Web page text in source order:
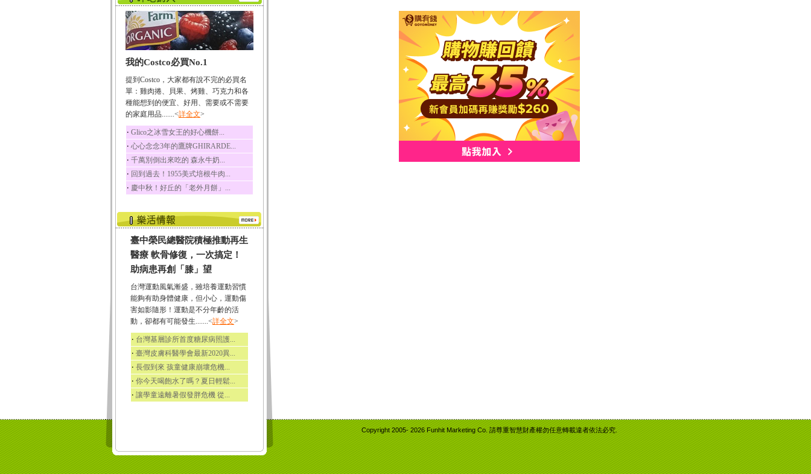
咖啡
咖啡中的咖啡因會刺激
中樞神經系統，特別...
椰子
椰子含有糖類、脂肪、
荔枝
荔枝性質溫和所含的營
養素有醣類、檸檬酸...
五味子
五味子性質溫熱所含營
養成分有揮發油、檸...
草魚
草魚含有維生素A、維生
素C、及豐富的蛋白...
我的Costco必買No.1
提到Costco，大家都有說不完的必買名
單：雞肉捲、貝果、烤雞、巧克力和各
種能想到的便宜、好用、需要或不需要
的家庭用品.......<詳全文>
‧ Glico之冰雪女王的好心機餅...
‧ 心心念念3年的鷹牌GHIRARDE...
‧ 千萬別倒出來吃的 森永牛奶...
‧ 回到過去！1955美式培根牛肉...
‧ 慶中秋！好丘的「老外月餅」...
臺中榮民總醫院積極推動再生
醫療 軟骨修復，一次搞定！
助病患再創「膝」望
台灣運動風氣漸盛，雖培養運動習慣
能夠有助身體健康，但小心，運動傷
害如影隨形！運動是不分年齡的活
動，卻都有可能發生.......<詳全文>
‧ 台灣基層診所首度糖尿病照護...
‧ 臺灣皮膚科醫學會最新2020異...
‧ 長假到來 孩童健康崩壞危機...
‧ 你今天喝飽水了嗎？夏日輕鬆...
‧ 讓學童遠離暑假發胖危機 從...
Copyright 2005-2026 Funhit Marketing Co. 請尊重智慧財產權勿任意轉載違者依法必究.